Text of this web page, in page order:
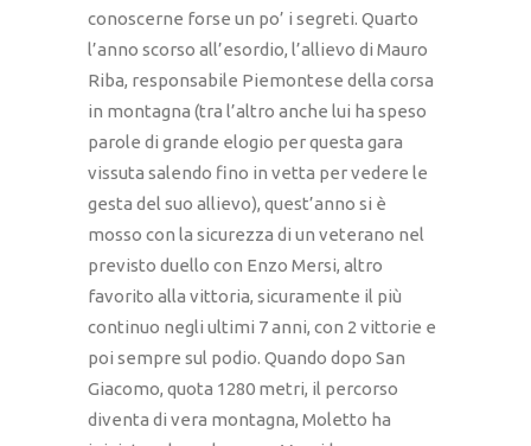
conoscerne forse un po’ i segreti. Quarto
l’anno scorso all’esordio, l’allievo di Mauro
Riba, responsabile Piemontese della corsa
in montagna (tra l’altro anche lui ha speso
parole di grande elogio per questa gara
vissuta salendo fino in vetta per vedere le
gesta del suo allievo), quest’anno si è
mosso con la sicurezza di un veterano nel
previsto duello con Enzo Mersi, altro
favorito alla vittoria, sicuramente il più
continuo negli ultimi 7 anni, con 2 vittorie e
poi sempre sul podio. Quando dopo San
Giacomo, quota 1280 metri, il percorso
diventa di vera montagna, Moletto ha